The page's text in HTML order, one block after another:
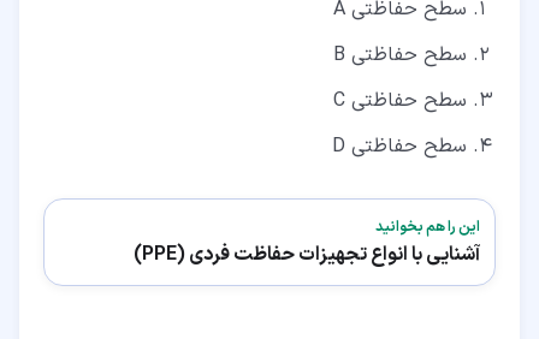
سطح حفاظتی A
سطح حفاظتی B
سطح حفاظتی C
سطح حفاظتی D
این را هم بخوانید
آشنایی با انواع تجهیزات حفاظت فردی (PPE)